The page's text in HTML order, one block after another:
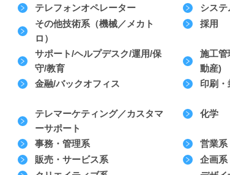
テレフォンオペレーター
シス
その他技術系（機械／メカト
ロ）
採用
サポート/ヘルプデスク/運用/保
守/教育
施工管
動産)
金融/バックオフィス 印刷
テレマーケティング／カスタマ
ーサポート
化学
事務・管理系
営業系
販売・サービス系
企画系